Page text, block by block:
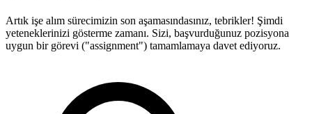
Artık işe alım sürecimizin son aşamasındasınız, tebrikler! Şimdi
yeteneklerinizi gösterme zamanı. Sizi, başvurduğunuz pozisyona
uygun bir görevi ("assignment") tamamlamaya davet ediyoruz.